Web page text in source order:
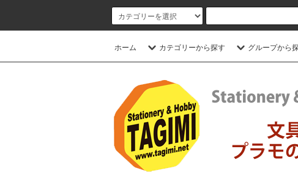
ホーム カテゴリーから探す グループから